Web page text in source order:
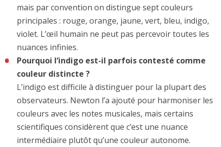
mais par convention on distingue sept couleurs
principales : rouge, orange, jaune, vert, bleu, indigo,
violet. L’œil humain ne peut pas percevoir toutes les
nuances infinies.
Pourquoi l’indigo est-il parfois contesté comme
couleur distincte ?
L’indigo est difficile à distinguer pour la plupart des
observateurs. Newton l’a ajouté pour harmoniser les
couleurs avec les notes musicales, mais certains
scientifiques considèrent que c’est une nuance
intermédiaire plutôt qu’une couleur autonome.